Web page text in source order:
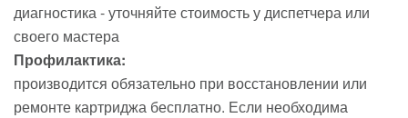
диагностика - уточняйте стоимость у диспетчера или
своего мастера
Профилактика:
производится обязательно при восстановлении или
ремонте картриджа бесплатно. Если необходима